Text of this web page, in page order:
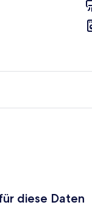
diese Daten